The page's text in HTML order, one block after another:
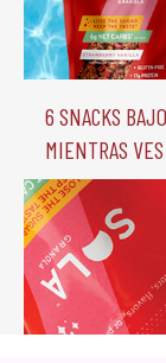
6 Snacks
mientras